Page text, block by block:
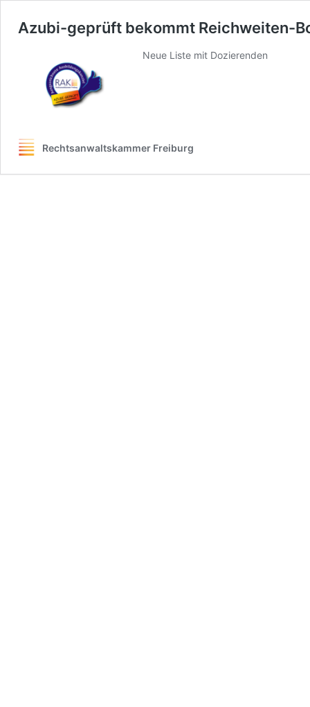
Azubi-geprüft bekommt Reichweiten-
Neue Liste mit Dozierenden
Rechtsanwaltskammer Freiburg